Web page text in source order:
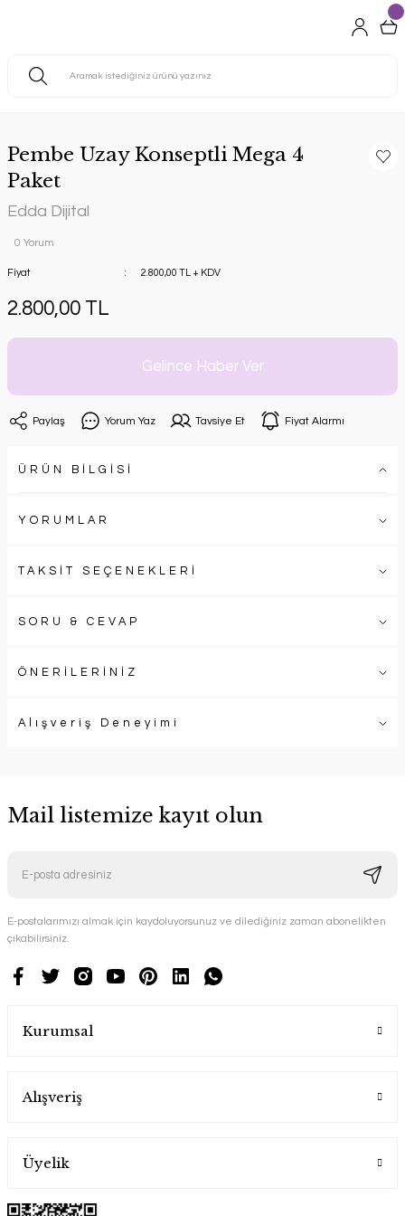
Pembe Uzay Konseptli Mega 4
Paket
Edda Dijital
0 Yorum
Fiyat 2.800,00 TL + KDV
2.800,00 TL
Gelince Haber Ver
Paylaş Yorum Yaz Tavsiye Et Fiyat Alarmı
ÜRÜN BİLGİSİ
YORUMLAR
TAKSİT SEÇENEKLERİ
SORU & CEVAP
ÖNERİLERİNİZ
Alışveriş Deneyimi
Mail listemize kayıt olun
E-postalarımızı almak için kaydoluyorsunuz ve dilediğiniz zaman abonelikten
çıkabilirsiniz.
Kurumsal
Alışveriş
Üyelik